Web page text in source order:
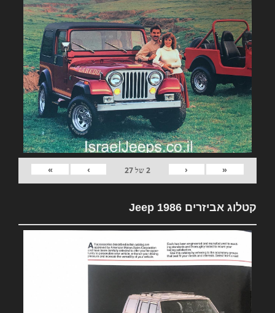
«
‹
2של27
›
»
קטלוג אביזרים Jeep 1986